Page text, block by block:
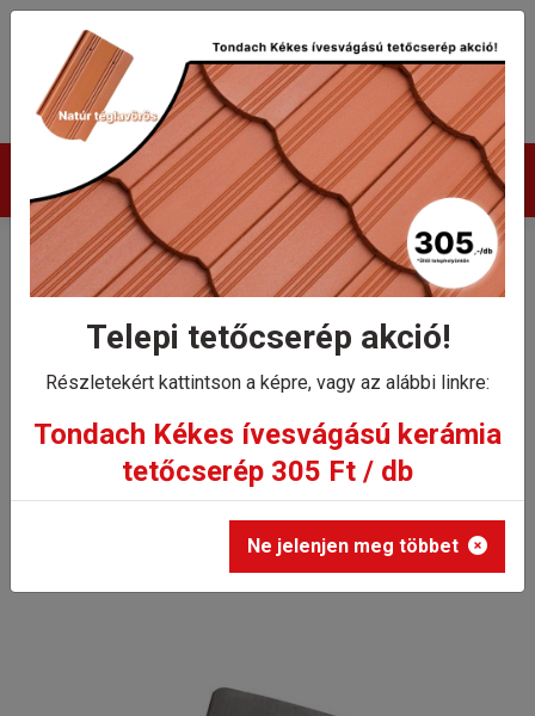
Termékek
Tondach Hódfarkú
félkörívesvágású (18x38)
ereszcserép
Kezdőlap
Tondach Hódfarkú félkörívesvágású (18x38)
ereszcserép
Telepi tetőcserép akció!
Részletekért kattintson a képre, vagy az alábbi linkre:
Tondach Kékes ívesvágású kerámia
tetőcserép 305 Ft / db
Ne jelenjen meg többet